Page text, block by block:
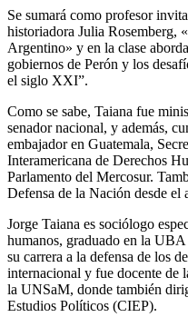
Se sumará como profesor
historiadora Julia Rosemberg,
Argentino» y en la clase
gobiernos de Perón y los
el siglo XXI”.
Como se sabe, Taiana fue
senador nacional, y además,
embajador en Guatemala,
Interamericana de Derechos
Parlamento del Mercosur.
Defensa de la Nación desde el
Jorge Taiana es sociólogo
humanos, graduado en la
su carrera a la defensa de los
internacional y fue docente
la UNSaM, donde también
Estudios Políticos (CIEP).